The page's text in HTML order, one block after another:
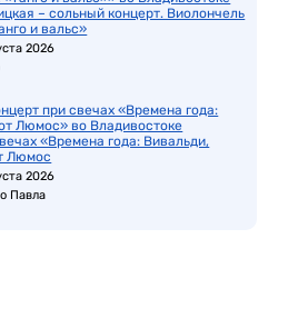
– сольный концерт. Виолончель
и вальс»
2026
«Времена года: Вивальди,
Люмос
2026
Павла